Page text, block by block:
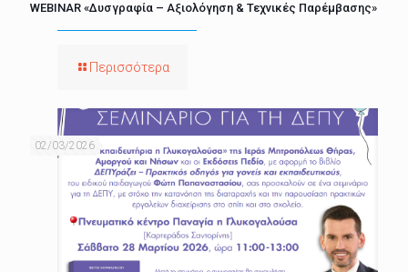
WEBINAR «Δυσγραφία – Αξιολόγηση & Τεχνικές Παρέμβασης»
Περισσότερα
02/03/2026